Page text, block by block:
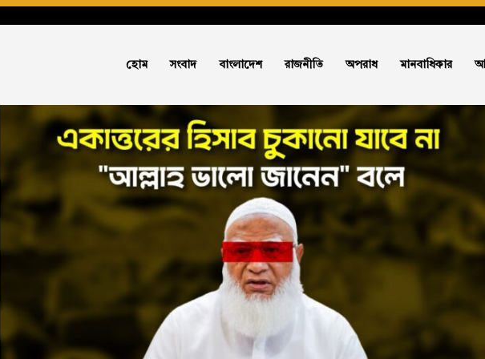
হোম সংবাদ বাংলাদেশ রাজনীতি অপরাধ মানবাধিকার